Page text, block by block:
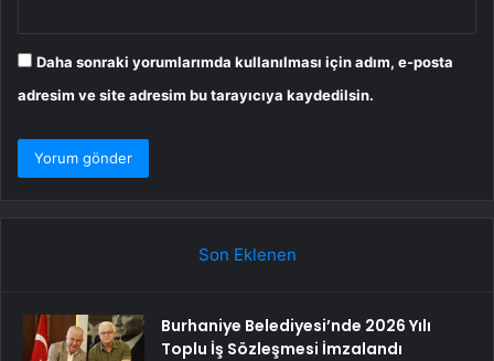
Daha sonraki yorumlarımda kullanılması için adım, e-posta
adresim ve site adresim bu tarayıcıya kaydedilsin.
Son Eklenen
Burhaniye Belediyesi’nde 2026 Yılı
Toplu İş Sözleşmesi İmzalandı